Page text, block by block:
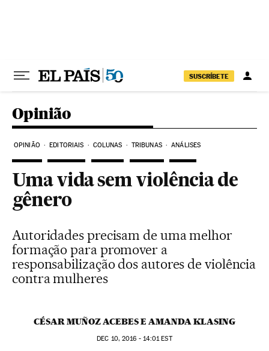
SUSCRÍBETE
Opinião
OPINIÃO EDITORIAIS COLUNAS TRIBUNAS ANÁLISES
Uma vida sem violência de
gênero
Autoridades precisam de uma melhor
formação para promover a
responsabilização dos autores de violência
contra mulheres
CÉSAR MUÑOZ ACEBES E AMANDA KLASING
DEC 10, 2016 - 14:01EST